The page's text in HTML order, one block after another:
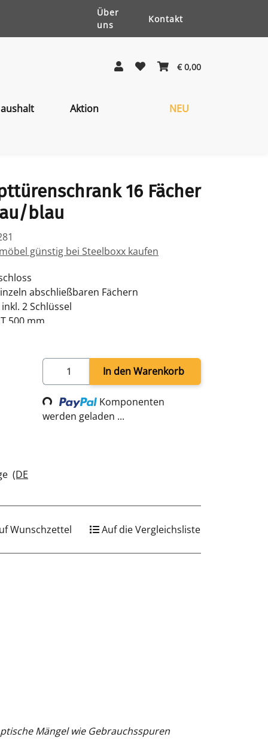
Über
uns
Kontakt
€ 0,00
Aktion NEU
16 Fächer
blau
günstig bei Steelboxx kaufen
abschließbaren Fächern
2 Schlüssel
500 mm
- sofort einsatzbereit
(DE
In den Warenkorb
Loading...
Komponenten
werden geladen ...
Wunschzettel Auf die Vergleichsliste
Mängel wie Gebrauchsspuren